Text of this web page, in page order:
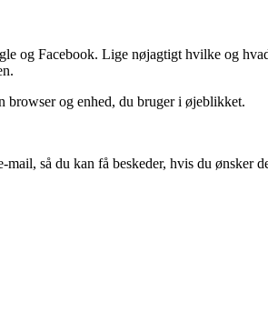
og Facebook. Lige nøjagtigt hvilke og
og enhed, du bruger i øjeblikket.
så du kan få beskeder, hvis du ønsker